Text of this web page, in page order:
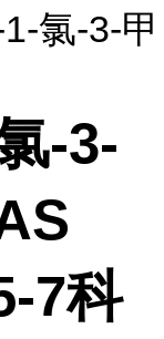
氯-3-甲
-3-
7科